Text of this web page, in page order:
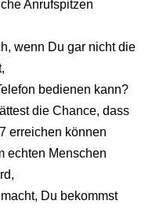
Anrufspitzen
wenn Du gar nicht die
bedienen kann?
die Chance, dass
erreichen können
echten Menschen
Du bekommst